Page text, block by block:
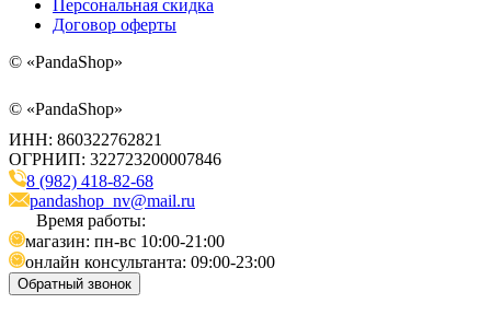
Персональная скидка
Договор оферты
© «PandaShop»
© «PandaShop»
ИНН: 860322762821
ОГРНИП: 322723200007846
8 (982) 418-82-68
pandashop_nv@mail.ru
Время работы:
магазин: пн-вс 10:00-21:00
онлайн консультанта: 09:00-23:00
Обратный звонок